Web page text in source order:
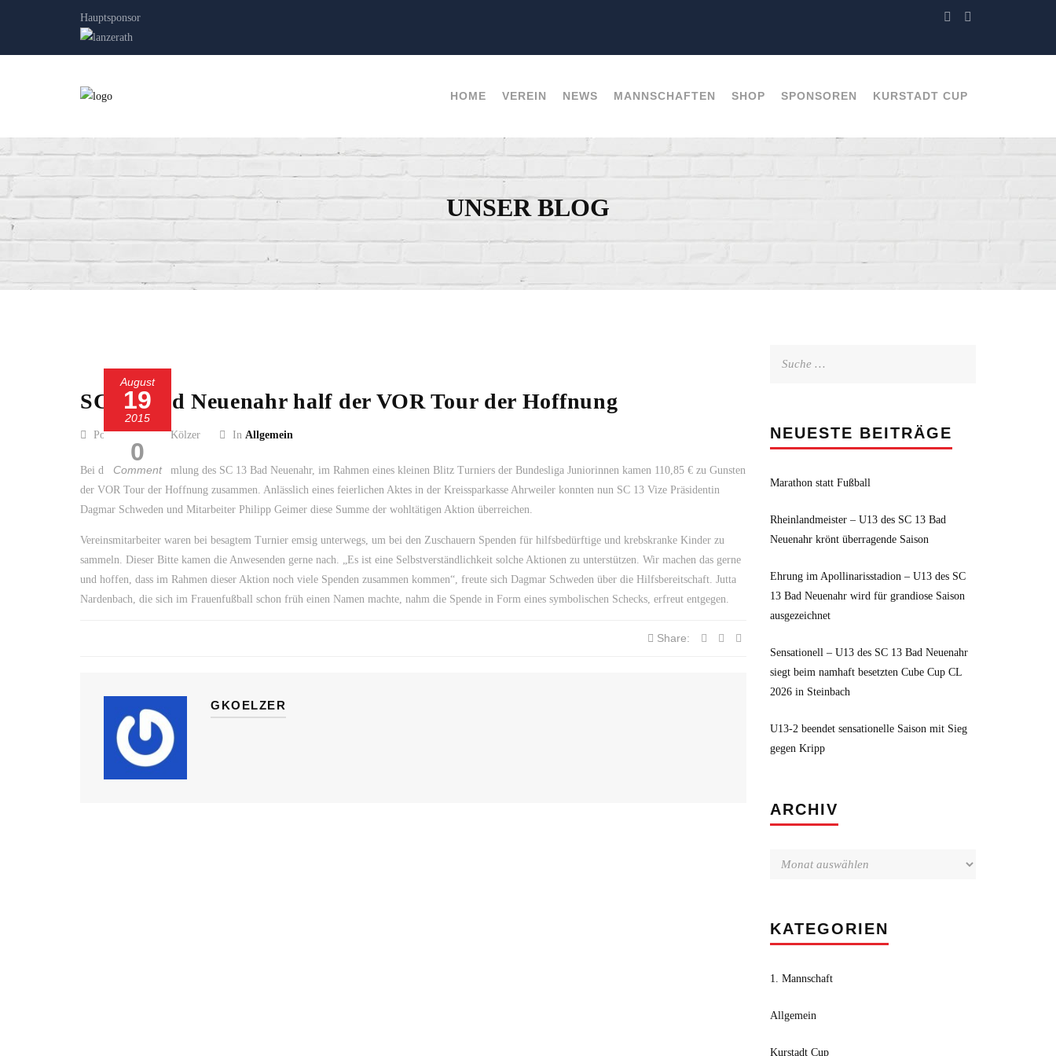
Hauptsponsor
HOME VEREIN NEWS MANNSCHAFTEN SHOP SPONSOREN KURSTADT CUP
UNSER BLOG
August
19
2015
0
Comment
SC 13 Bad Neuenahr half der VOR Tour der Hoffnung
Posted by Guido Kölzer In Allgemein
Bei der Spendensammlung des SC 13 Bad Neuenahr, im Rahmen eines kleinen Blitz Turniers der Bundesliga Juniorinnen kamen 110,85 € zu Gunsten
der VOR Tour der Hoffnung zusammen. Anlässlich eines feierlichen Aktes in der Kreissparkasse Ahrweiler konnten nun SC 13 Vize Präsidentin
Dagmar Schweden und Mitarbeiter Philipp Geimer diese Summe der wohltätigen Aktion überreichen.
Vereinsmitarbeiter waren bei besagtem Turnier emsig unterwegs, um bei den Zuschauern Spenden für hilfsbedürftige und krebskranke Kinder zu
sammeln. Dieser Bitte kamen die Anwesenden gerne nach. „Es ist eine Selbstverständlichkeit solche Aktionen zu unterstützen. Wir machen das gerne
und hoffen, dass im Rahmen dieser Aktion noch viele Spenden zusammen kommen“, freute sich Dagmar Schweden über die Hilfsbereitschaft. Jutta
Nardenbach, die sich im Frauenfußball schon früh einen Namen machte, nahm die Spende in Form eines symbolischen Schecks, erfreut entgegen.
Share:
GKOELZER
NEUESTE BEITRÄGE
Marathon statt Fußball
Rheinlandmeister – U13 des SC 13 Bad
Neuenahr krönt überragende Saison
Ehrung im Apollinarisstadion – U13 des SC
13 Bad Neuenahr wird für grandiose Saison
ausgezeichnet
Sensationell – U13 des SC 13 Bad Neuenahr
siegt beim namhaft besetzten Cube Cup CL
2026 in Steinbach
U13-2 beendet sensationelle Saison mit Sieg
gegen Kripp
ARCHIV
KATEGORIEN
1. Mannschaft
Allgemein
Kurstadt Cup